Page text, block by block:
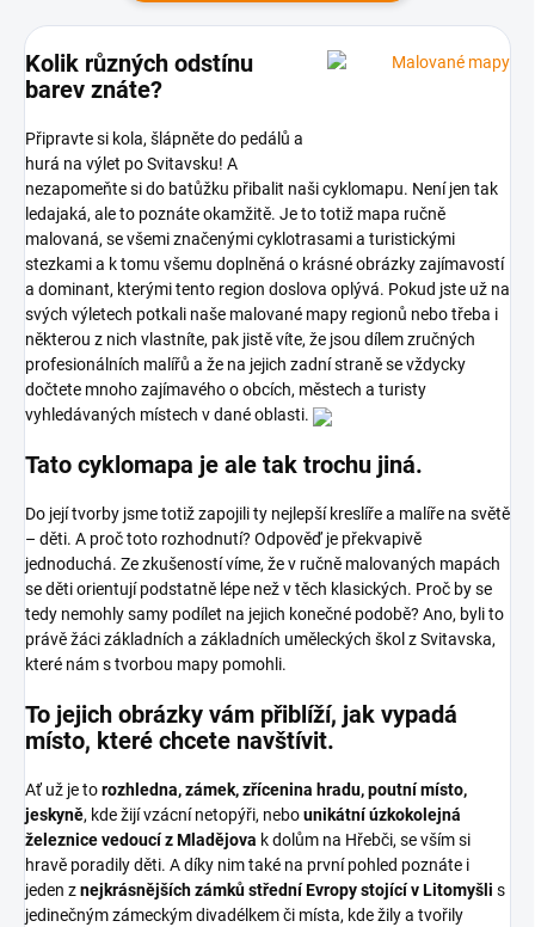
Kolik různých odstínu
barev znáte?
Připravte si kola, šlápněte do pedálů a
hurá na výlet po Svitavsku! A
nezapomeňte si do batůžku přibalit naši cyklomapu. Není jen tak
ledajaká, ale to poznáte okamžitě. Je to totiž mapa ručně
malovaná, se všemi značenými cyklotrasami a turistickými
stezkami a k tomu všemu doplněná o krásné obrázky zajímavostí
a dominant, kterými tento region doslova oplývá. Pokud jste už na
svých výletech potkali naše malované mapy regionů nebo třeba i
některou z nich vlastníte, pak jistě víte, že jsou dílem zručných
profesionálních malířů a že na jejich zadní straně se vždycky
dočtete mnoho zajímavého o obcích, městech a turisty
vyhledávaných místech v dané oblasti.
Tato cyklomapa je ale tak trochu jiná.
Do její tvorby jsme totiž zapojili ty nejlepší kreslíře a malíře na světě
– děti. A proč toto rozhodnutí? Odpověď je překvapivě
jednoduchá. Ze zkušeností víme, že v ručně malovaných mapách
se děti orientují podstatně lépe než v těch klasických. Proč by se
tedy nemohly samy podílet na jejich konečné podobě? Ano, byli to
právě žáci základních a základních uměleckých škol z Svitavska,
které nám s tvorbou mapy pomohli.
To jejich obrázky vám přiblíží, jak vypadá
místo, které chcete navštívit.
Ať už je torozhledna, zámek, zřícenina hradu, poutní místo,
jeskyně, kde žijí vzácní netopýři, nebounikátní úzkokolejná
železnice vedoucí z Mladějova k dolům na Hřebči, se vším si
hravě poradily děti. A díky nim také na první pohled poznáte i
jeden znejkrásnějších zámků střední Evropy stojící v Litomyšli s
jedinečným zámeckým divadélkem či místa, kde žily a tvořily